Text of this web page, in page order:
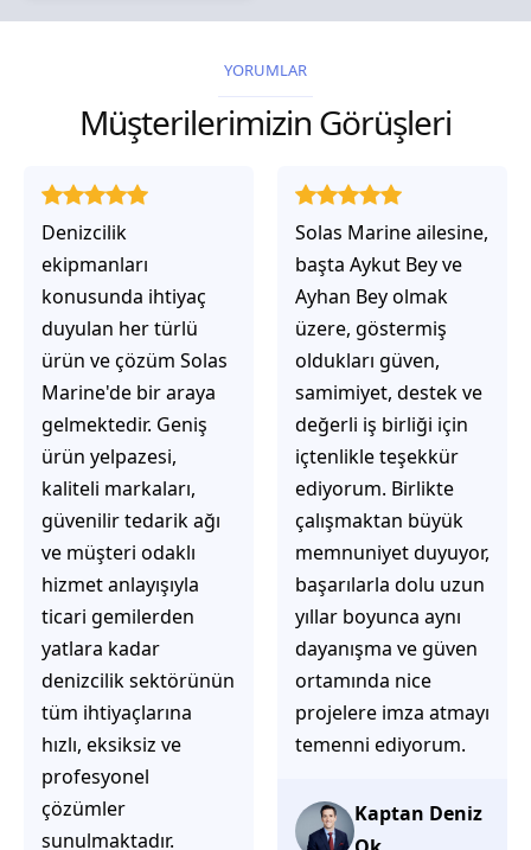
YORUMLAR
Müşterilerimizin Görüşleri
Solas Marine ailesine,
başta Aykut Bey ve
Ayhan Bey olmak
üzere, göstermiş
oldukları güven,
samimiyet, destek ve
değerli iş birliği için
içtenlikle teşekkür
ediyorum. Birlikte
çalışmaktan büyük
memnuniyet duyuyor,
başarılarla dolu uzun
yıllar boyunca aynı
dayanışma ve güven
ortamında nice
projelere imza atmayı
temenni ediyorum.
Kaptan Deniz
Solas Marine ile
çalıştığınızda,
işlerinin gerçekten
çözüm üretmeye
odaklı olduğunu
hemen fark
ediyorsunuz.
İhtiyaçlarınıza hızlı ve
doğru çözümler
sunmaya çalışıyorlar.
Müşteri
memnuniyetini ön
planda tutan
yaklaşımları, ilgili
iletişimleri ve
güvenilir hizmet
anlayışları sayesinde
başarılı bir ekip
olduklarını